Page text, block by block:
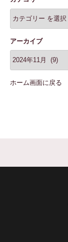
アーカイブ
ホーム画面に戻る